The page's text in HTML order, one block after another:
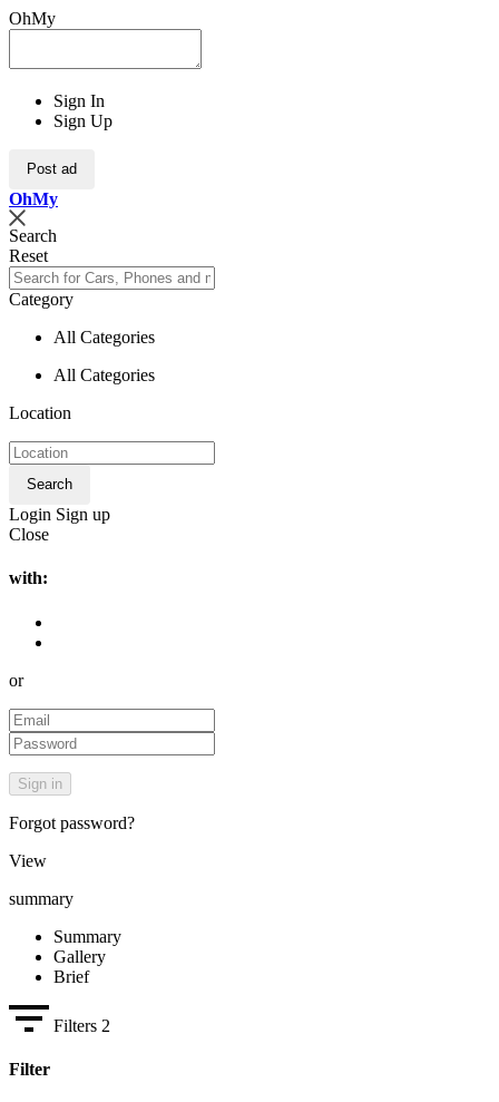
OhMy
Sign In
Sign Up
Post ad
OhMy
Search
Reset
Category
All Categories
All Categories
Location
Search
Login Sign up
Close
with:
or
Forgot password?
View
summary
Summary
Gallery
Brief
Filters 2
Filter